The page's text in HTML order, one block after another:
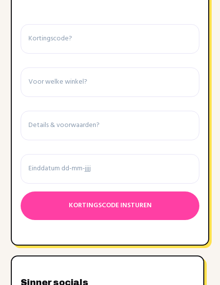
Kortingscode
Winkel
Details
voorwaarden
Einddatum
Datumnotatie:DD
dash
MM
dash
Sinner socials